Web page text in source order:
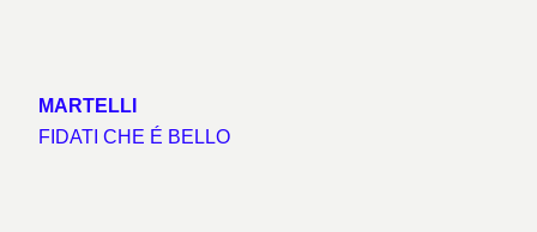
MARTELLI
FIDATI CHE É BELLO